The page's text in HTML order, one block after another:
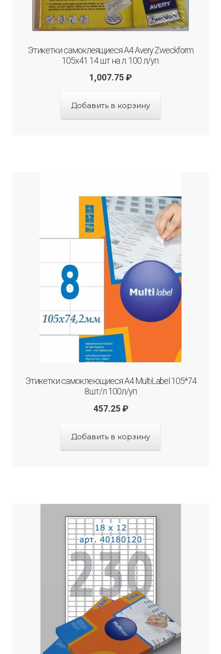
Этикетки самоклеящиеся А4 Avery Zweckform
105х41 14 шт на л. 100 л/уп.
1,007.75 ₽
Добавить в корзину
Этикетки самоклеющиеся А4 MultiLabel 105*74
8шт/л 100л/уп
457.25 ₽
Добавить в корзину